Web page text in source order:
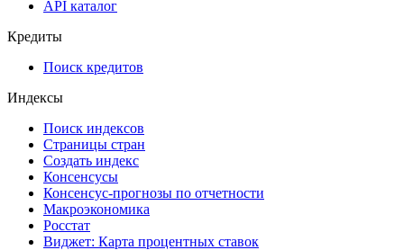
API каталог
Кредиты
Поиск кредитов
Индексы
Поиск индексов
Страницы стран
Создать индекс
Консенсусы
Консенсус-прогнозы по отчетности
Макроэкономика
Росстат
Виджет: Карта процентных ставок